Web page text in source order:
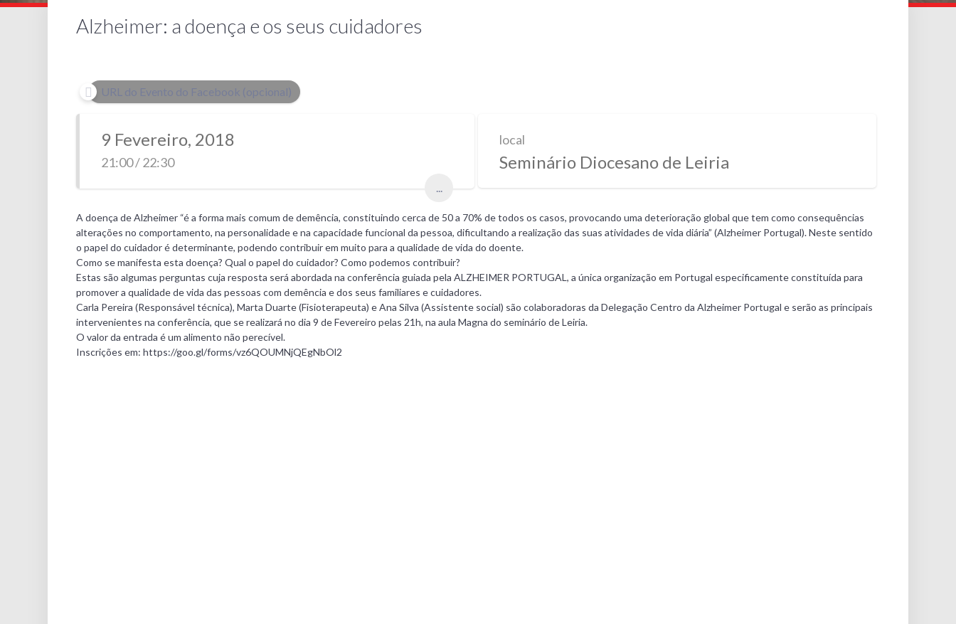
Alzheimer: a doença e os seus cuidadores
URL do Evento do Facebook (opcional)
9 Fevereiro, 2018
21:00 / 22:30
...
local
Seminário Diocesano de Leiria
A doença de Alzheimer “é a forma mais comum de demência, constituindo cerca de 50 a 70% de todos os casos, provocando uma deterioração global que tem como consequências
alterações no comportamento, na personalidade e na capacidade funcional da pessoa, dificultando a realização das suas atividades de vida diária” (Alzheimer Portugal). Neste sentido
o papel do cuidador é determinante, podendo contribuir em muito para a qualidade de vida do doente.
Como se manifesta esta doença? Qual o papel do cuidador? Como podemos contribuir?
Estas são algumas perguntas cuja resposta será abordada na conferência guiada pela ALZHEIMER PORTUGAL, a única organização em Portugal especificamente constituída para
promover a qualidade de vida das pessoas com demência e dos seus familiares e cuidadores.
Carla Pereira (Responsável técnica), Marta Duarte (Fisioterapeuta) e Ana Silva (Assistente social) são colaboradoras da Delegação Centro da Alzheimer Portugal e serão as principais
intervenientes na conferência, que se realizará no dia 9 de Fevereiro pelas 21h, na aula Magna do seminário de Leiria.
O valor da entrada é um alimento não perecível.
Inscrições em: https://goo.gl/forms/vz6QOUMNjQEgNbOl2